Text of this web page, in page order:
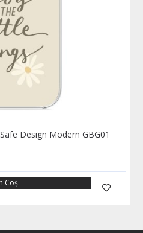
Design Modern GBG01
Coş